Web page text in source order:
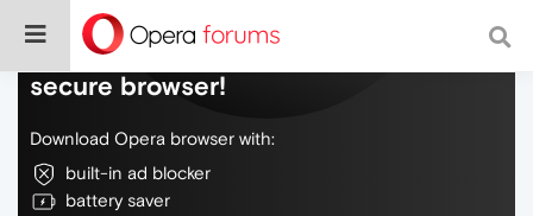
Do more on the web, with a fast and
secure browser!
Download Opera browser with:
built-in ad blocker
battery saver